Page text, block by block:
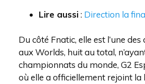
Lire aussi: Direction la
Du côté Fnatic, elle est l’une
aux Worlds, huit au total,
championnats du monde, G2
où elle a officiellement rejoint la